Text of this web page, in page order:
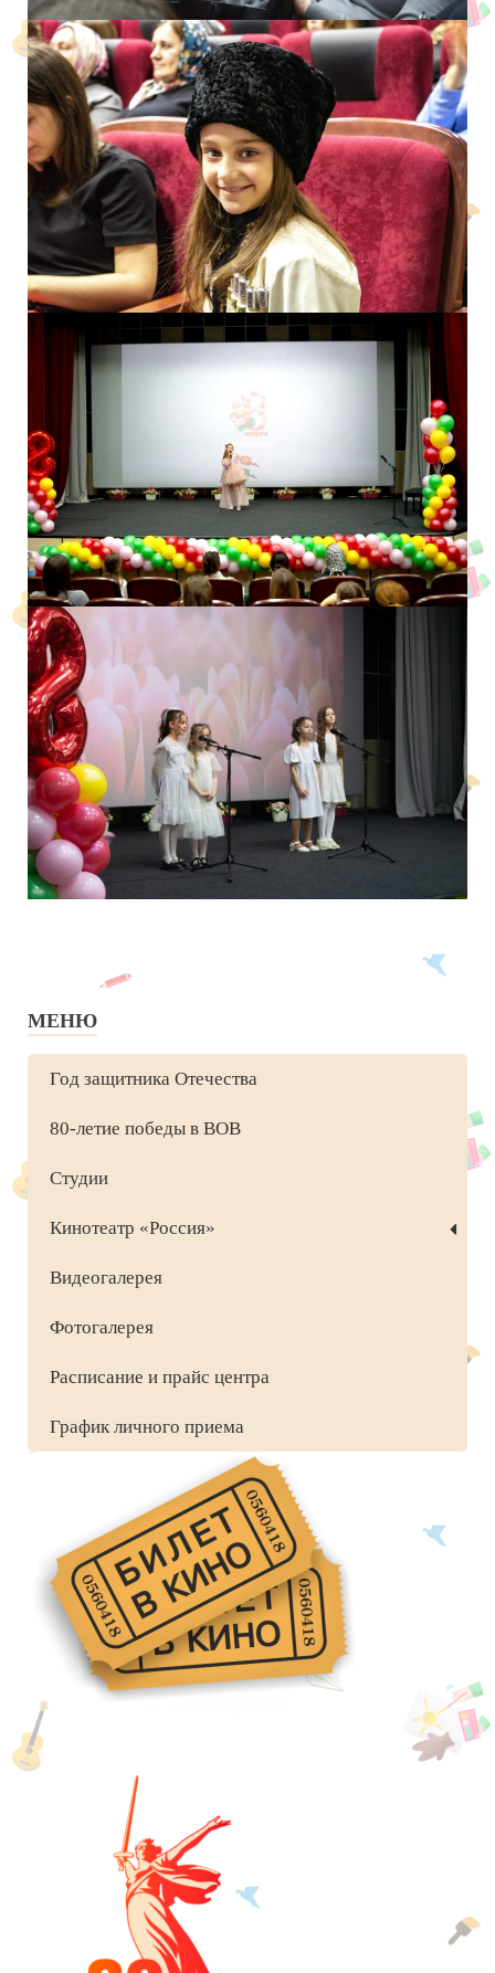
МЕНЮ
Год защитника Отечества
80-летие победы в ВОВ
Студии
Кинотеатр «Россия»
Видеогалерея
Фотогалерея
Расписание и прайс центра
График личного приема